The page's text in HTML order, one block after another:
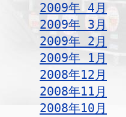
2009年 4月
2009年 3月
2009年 2月
2009年 1月
2008年12月
2008年11月
2008年10月